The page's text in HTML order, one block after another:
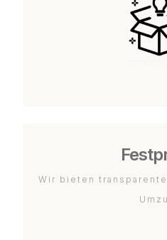
Wir bieten